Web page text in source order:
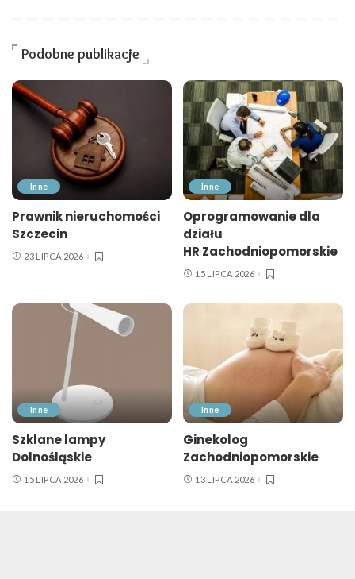
Podobne publikacje
Inne
Prawnik nieruchomości
Szczecin
23 LIPCA 2026
Inne
Oprogramowanie dla
działu
HR Zachodniopomorskie
15 LIPCA 2026
Inne
Szklane lampy
Dolnośląskie
15 LIPCA 2026
Inne
Ginekolog
Zachodniopomorskie
13 LIPCA 2026